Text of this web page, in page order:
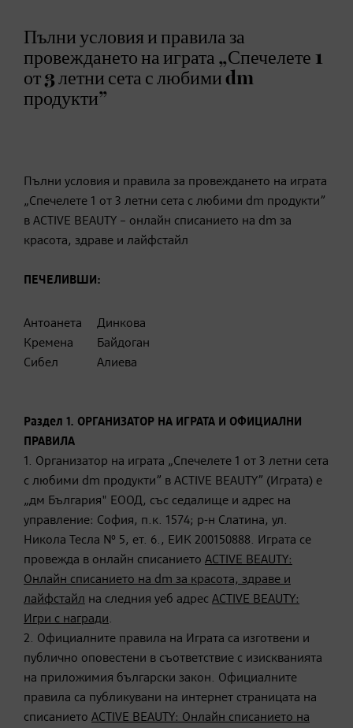
Пълни условия и правила за
провеждането на играта „Спечелете 1
от 3 летни сета с любими dm
продукти”
Пълни условия и правила за провеждането на играта
„Спечелете 1 от 3 летни сета с любими dm продукти”
в ACTIVE BEAUTY – онлайн списанието на dm за
красота, здраве и лайфстайл
ПЕЧЕЛИВШИ:
Антоанета
Динкова
Кремена
Байдоган
Сибел
Алиева
Раздел 1. ОРГАНИЗАТОР НА ИГРАТА И ОФИЦИАЛНИ
ПРАВИЛА
1. Организатор на играта „Спечелете 1 от 3 летни сета
с любими dm продукти” в ACTIVE BEAUTY” (Играта) е
„дм България" ЕООД, със седалище и адрес на
управление: София, п.к. 1574; р-н Слатина, ул.
Никола Тесла № 5, ет. 6., ЕИК 200150888. Играта се
провежда в онлайн списанието ACTIVE BEAUTY:
Онлайн списанието на dm за красота, здраве и
лайфстайл на следния уеб адрес ACTIVE BEAUTY:
Игри с награди.
2. Официалните правила на Играта са изготвени и
публично оповестени в съответствие с изискванията
на приложимия български закон. Официалните
правила са публикувани на интернет страницата на
списанието ACTIVE BEAUTY: Онлайн списанието на